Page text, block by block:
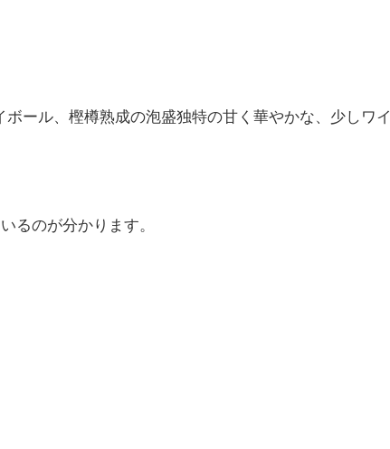
ール、樫樽熟成の泡盛独特の甘く華やかな、少しワイ
るのが分かります。